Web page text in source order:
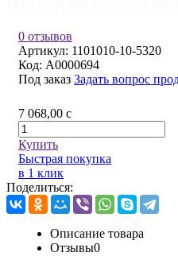
0 отзывов
Артикул: 1101010-10-5320
Код: A0000694
Под заказ Задать вопрос
7 068,00 c
Купить
Быстрая покупка
в 1 клик
Поделиться:
Описание товара
Отзывы0